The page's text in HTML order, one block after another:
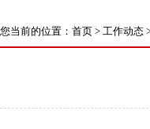
您当前的位置： 首页 > 工作动态